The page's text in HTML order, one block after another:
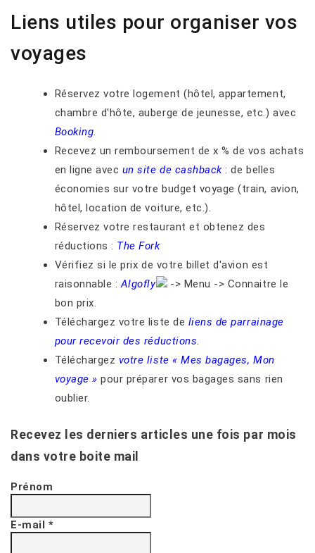
Liens utiles pour organiser vos
voyages
Réservez votre logement (hôtel, appartement,
chambre d'hôte, auberge de jeunesse, etc.) avec
Booking.
Recevez un remboursement de x % de vos achats
en ligne avec un site de cashback : de belles
économies sur votre budget voyage (train, avion,
hôtel, location de voiture, etc.).
Réservez votre restaurant et obtenez des
réductions : The Fork
Vérifiez si le prix de votre billet d'avion est
raisonnable :Algofly
-> Menu -> Connaitre le
bon prix.
Téléchargez votre liste de liens de parrainage
pour recevoir des réductions.
Téléchargez votre liste « Mes bagages, Mon
voyage » pour préparer vos bagages sans rien
oublier.
Recevez les derniers articles une fois par mois
dans votre boite mail
Prénom
E-mail *